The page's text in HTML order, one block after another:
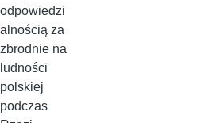
odpowiedzi
alnością za
zbrodnie na
ludności
polskiej
podczas